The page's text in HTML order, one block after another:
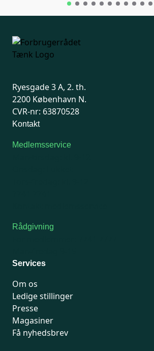
Ryesgade 3 A, 2. th.
2200 København N.
CVR-nr: 63870528
Kontakt
Medlemsservice
Rådgivning
Services
Om os
Ledige stillinger
Presse
Magasiner
Få nyhedsbrev